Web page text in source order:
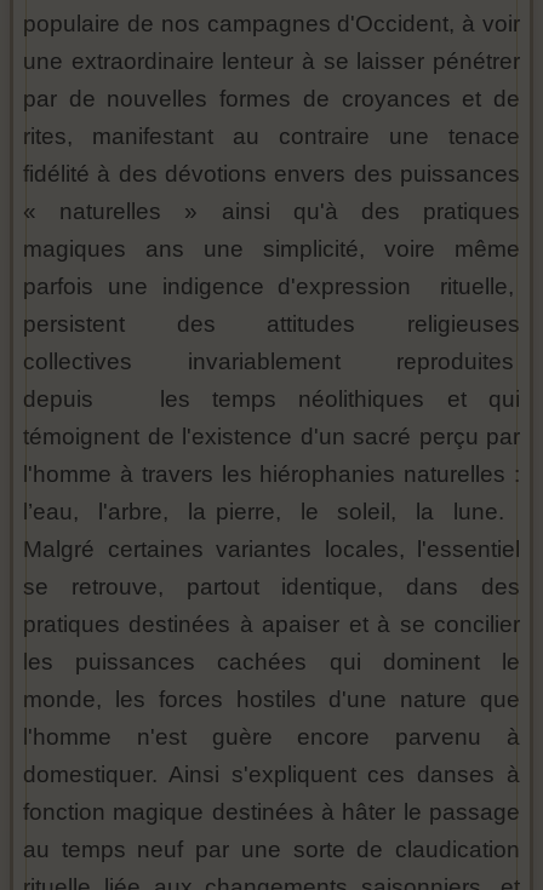
populaire de nos campagnes d'Occident, à voir
une extraordinaire lenteur à se laisser pénétrer
par de nouvelles formes de croyances et de
rites, manifestant au contraire une tenace
fidélité à des dévotions envers des puissances
« naturelles » ainsi qu'à des pratiques
magiques ans une simplicité, voire même
parfois une indigence d'expression rituelle,
persistent des attitudes religieuses
collectives invariablement reproduites
depuis les temps néolithiques et qui
témoignent de l'existence d'un sacré perçu par
l'homme à travers les hiérophanies naturelles :
l’eau, l'arbre, la pierre, le soleil, la lune.
Malgré certaines variantes locales, l'essentiel
se retrouve, partout identique, dans des
pratiques destinées à apaiser et à se concilier
les puissances cachées qui dominent le
monde, les forces hostiles d'une nature que
l'homme n'est guère encore parvenu à
domestiquer. Ainsi s'expliquent ces danses à
fonction magique destinées à hâter le passage
au temps neuf par une sorte de claudication